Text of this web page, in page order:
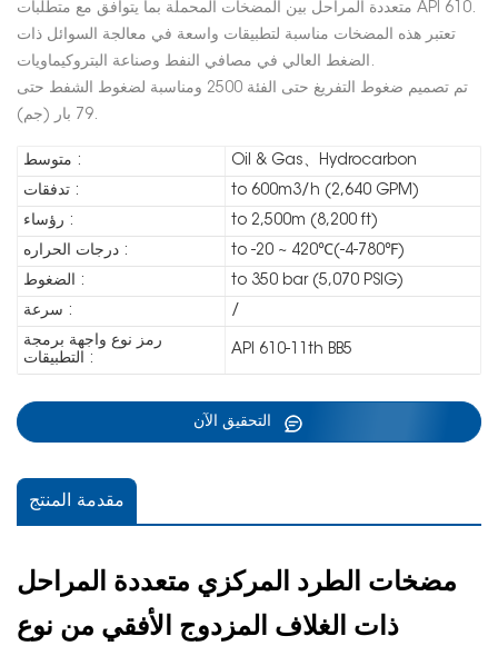
متعددة المراحل بين المضخات المحملّة بما يتوافق مع متطلبات API 610.
تعتبر هذه المضخات مناسبة لتطبيقات واسعة في معالجة السوائل ذات
الضغط العالي في مصافي النفط وصناعة البتروكيماويات.
تم تصميم ضغوط التفريغ حتى الفئة 2500 ومناسبة لضغوط الشفط حتى
79 بار (جم).
متوسط :
Oil & Gas、Hydrocarbon
تدفقات :
to 600m3/h (2,640 GPM)
رؤساء :
to 2,500m (8,200 ft)
درجات الحراره :
to -20 ~ 420℃(-4-780℉)
الضغوط :
to 350 bar (5,070 PSIG)
سرعة :
/
رمز نوع واجهة برمجة
التطبيقات :
API 610-11th BB5
مقدمة المنتج
مضخات الطرد المركزي متعددة المراحل
ذات الغلاف المزدوج الأفقي من نوع BB5